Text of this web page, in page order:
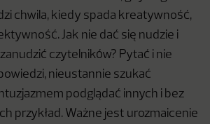
chwila, kiedy spada kreatywność,
Jak nie dać się nudzie i
czytelników? Pytać i nie
nieustannie szukać
podglądać innych i bez
przykład. Ważne jest urozmaicenie